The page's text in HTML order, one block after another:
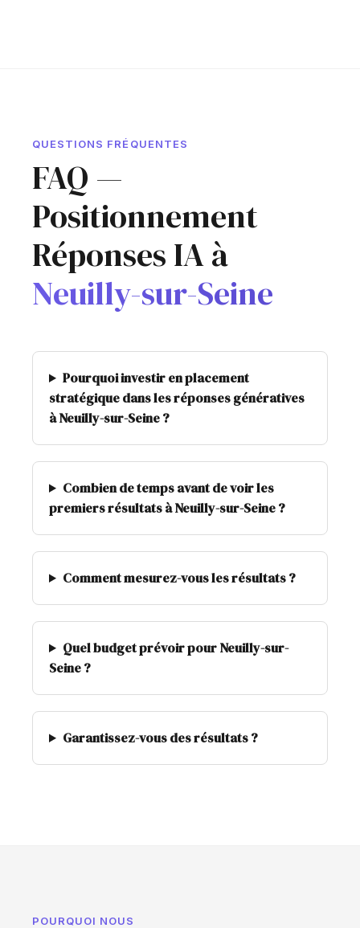
QUESTIONS FRÉQUENTES
FAQ —
Positionnement
Réponses IA à
Neuilly-sur-Seine
Pourquoi investir en placement
stratégique dans les réponses génératives
à Neuilly-sur-Seine ?
Combien de temps avant de voir les
premiers résultats à Neuilly-sur-Seine ?
Comment mesurez-vous les résultats ?
Quel budget prévoir pour Neuilly-sur-
Seine ?
Garantissez-vous des résultats ?
POURQUOI NOUS